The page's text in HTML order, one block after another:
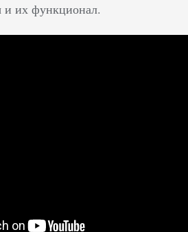
их функционал.